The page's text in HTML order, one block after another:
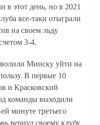
в этот день, но в 2021
все-таки отыграли
на своем льду
3-4.
Минску уйти на
В первые 10
и Красковский
команды выходили
минуте третьего
вернул своему клубу